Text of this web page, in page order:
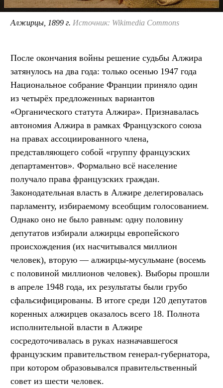
Алжирцы, 1899 г. Источник: Wikimedia Commons
После окончания войны решение судьбы Алжира
затянулось на два года: только осенью 1947 года
Национальное собрание Франции приняло один
из четырёх предложенных вариантов
«Органического статута Алжира». Признавалась
автономия Алжира в рамках Французского союза
на правах ассоциированного члена,
представляющего собой «группу французских
департаментов». Формально всё население
получало права французских граждан.
Законодательная власть в Алжире делегировалась
парламенту, избираемому всеобщим голосованием.
Однако оно не было равным: одну половину
депутатов избирали алжирцы европейского
происхождения (их насчитывался миллион
человек), вторую — алжирцы-мусульмане (восемь
с половиной миллионов человек). Выборы прошли
в апреле 1948 года, их результаты были грубо
сфальсифицированы. В итоге среди 120 депутатов
коренных алжирцев оказалось всего 18. Полнота
исполнительной власти в Алжире
сосредоточивалась в руках назначавшегося
французским правительством генерал-губернатора,
при котором образовывался правительственный
совет из шести человек.